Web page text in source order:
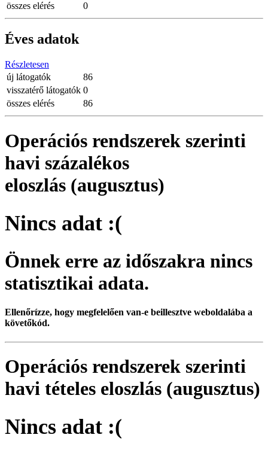
összes elérés
0
Éves adatok
Részletesen
új látogatók
86
visszatérő látogatók 0
összes elérés
86
Operációs rendszerek szerinti
havi százalékos
eloszlás (augusztus)
Nincs adat :(
Önnek erre az időszakra nincs
statisztikai adata.
Ellenőrízze, hogy megfelelően van-e beillesztve weboldalába a
követőkód.
Operációs rendszerek szerinti
havi tételes eloszlás (augusztus)
Nincs adat :(